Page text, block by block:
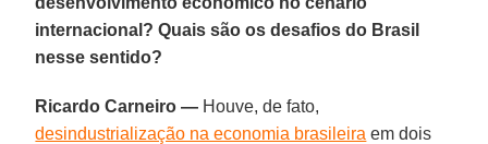
internacional? Quais são os desafios do Brasil
nesse sentido?
Ricardo Carneiro — Houve, de fato,
desindustrialização na economia brasileira em dois